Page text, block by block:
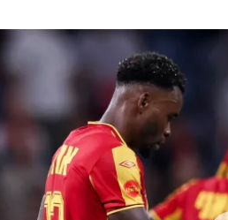
ליגה סינית
ליגה ברזילאית
ליגות נוספות